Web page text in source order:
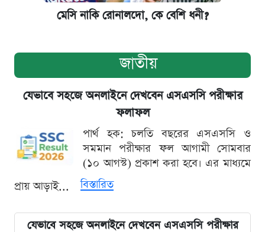
মেসি নাকি রোনালদো, কে বেশি ধনী?
জাতীয়
যেভাবে সহজে অনলাইনে দেখবেন এসএসসি পরীক্ষার
ফলাফল
পার্থ হক: চলতি বছরের এসএসসি ও
সমমান পরীক্ষার ফল আগামী সোমবার
(১০ আগস্ট) প্রকাশ করা হবে। এর মাধ্যমে
প্রায় আড়াই...
বিস্তারিত
যেভাবে সহজে অনলাইনে দেখবেন এসএসসি পরীক্ষার